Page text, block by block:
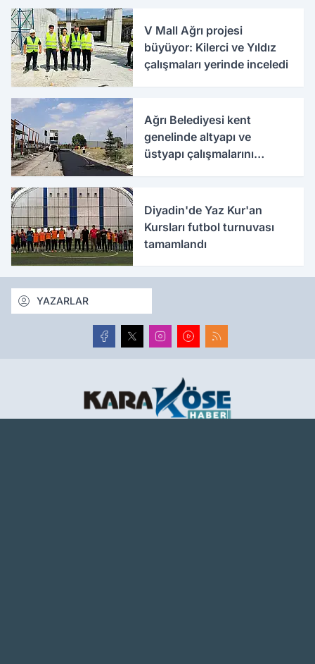
V Mall Ağrı projesi
büyüyor: Kilerci ve Yıldız
çalışmaları yerinde inceledi
Ağrı Belediyesi kent
genelinde altyapı ve
üstyapı çalışmalarını
Diyadin'de Yaz Kur'an
Kursları futbol turnuvası
tamamlandı
YAZARLAR